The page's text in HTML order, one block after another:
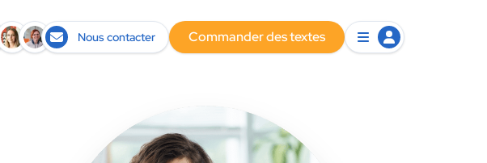
Nous contacter Commander des textes